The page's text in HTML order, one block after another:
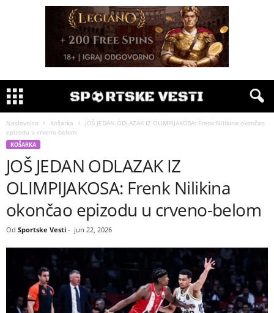
Naslovnica Košarka
JOŠ JEDAN ODLAZAK IZ OLIMPIJAKOSA: Frenk Nilikina okončao
epizodu u crveno-belom
KOŠARKA
JOŠ JEDAN ODLAZAK IZ
OLIMPIJAKOSA: Frenk Nilikina
okončao epizodu u crveno-belom
Od Sportske Vesti - jun 22, 2026